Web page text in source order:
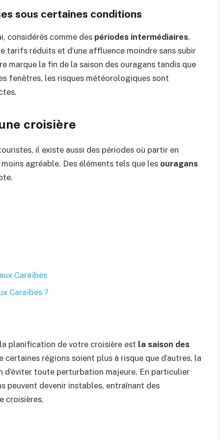
sous certaines conditions
considérés comme des périodes intermédiaires.
réduits et d’une affluence moindre sans subir
marque la fin de la saison des ouragans tandis que
fenêtres, les risques météorologiques sont
croisière
il existe aussi des périodes où partir en
agréable. Des éléments tels que les ouragans
Caraïbes
Caraïbes ?
planification de votre croisière est la saison des
certaines régions soient plus à risque que d’autres, la
d’éviter toute perturbation majeure. En particulier
peuvent devenir instables, entraînant des
croisières.